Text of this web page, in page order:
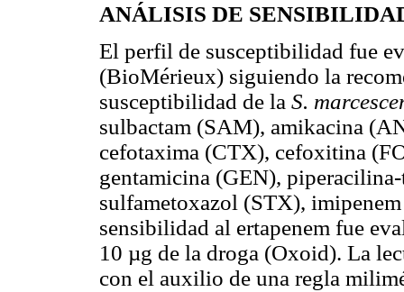
ANÁLISIS DE
El perfil de susceptibilidad fue
(BioMérieux) siguiendo la
susceptibilidad de la S.
sulbactam (SAM), amikacina
cefotaxima (CTX), cefoxitina
gentamicina (GEN),
sulfametoxazol (STX),
sensibilidad al ertapenem fue
10 µg de la droga (Oxoid). La
con el auxilio de una regla